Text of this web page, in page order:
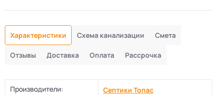
Характеристики Схема канализации Смета
Отзывы Доставка Оплата Рассрочка
Производители: Септики Топас